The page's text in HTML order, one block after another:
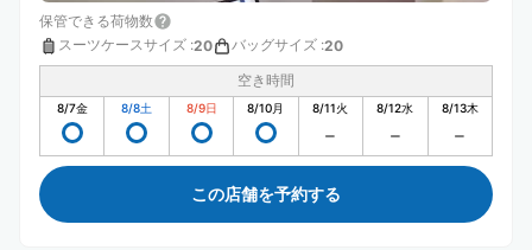
保管できる荷物数
スーツケースサイズ :20 バッグサイズ :20
空き時間
8/7金 8/8土 8/9日 8/10月 8/11火 8/12水 8/13木
この店舗を予約する